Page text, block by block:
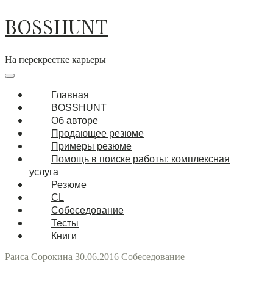
BOSSHUNT
На перекрестке карьеры
Главная
BOSSHUNT
Об авторе
Продающее резюме
Примеры резюме
Помощь в поиске работы: комплексная
услуга
Резюме
CL
Собеседование
Тесты
Книги
Раиса Сорокина 30.06.2016 Собеседование